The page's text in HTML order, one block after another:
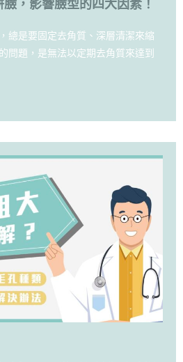
，影響臉型的四大因素！
總是要固定去角質、深層清潔來縮
問題，是無法以定期去角質來達到